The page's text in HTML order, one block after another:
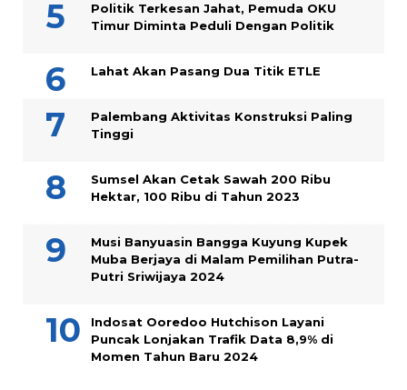
Politik Terkesan Jahat, Pemuda OKU
Timur Diminta Peduli Dengan Politik
Lahat Akan Pasang Dua Titik ETLE
Palembang Aktivitas Konstruksi Paling
Tinggi
Sumsel Akan Cetak Sawah 200 Ribu
Hektar, 100 Ribu di Tahun 2023
Musi Banyuasin Bangga Kuyung Kupek
Muba Berjaya di Malam Pemilihan Putra-
Putri Sriwijaya 2024
Indosat Ooredoo Hutchison Layani
Puncak Lonjakan Trafik Data 8,9% di
Momen Tahun Baru 2024